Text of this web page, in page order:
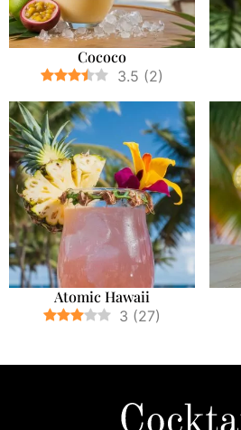
Cococo
3.5 (2)
Atomic Hawaii
3 (27)